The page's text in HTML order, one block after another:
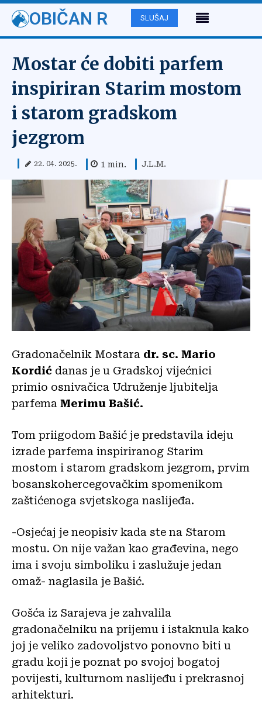
OBIČAN R SLUŠAJ
Mostar će dobiti parfem
inspiriran Starim mostom
i starom gradskom
jezgrom
22. 04. 2025. 1 min. J.L.M.
Gradonačelnik Mostara dr. sc. Mario
Kordić danas je u Gradskoj vijećnici
primio osnivačica Udruženje ljubitelja
parfema Merimu Bašić.
Tom priigodom Bašić je predstavila ideju
izrade parfema inspiriranog Starim
mostom i starom gradskom jezgrom, prvim
bosanskohercegovačkim spomenikom
zaštićenoga svjetskoga naslijeđa.
-Osjećaj je neopisiv kada ste na Starom
mostu. On nije važan kao građevina, nego
ima i svoju simboliku i zaslužuje jedan
omaž- naglasila je Bašić.
Gošća iz Sarajeva je zahvalila
gradonačelniku na prijemu i istaknula kako
joj je veliko zadovoljstvo ponovno biti u
gradu koji je poznat po svojoj bogatoj
povijesti, kulturnom naslijeđu i prekrasnoj
arhitekturi.